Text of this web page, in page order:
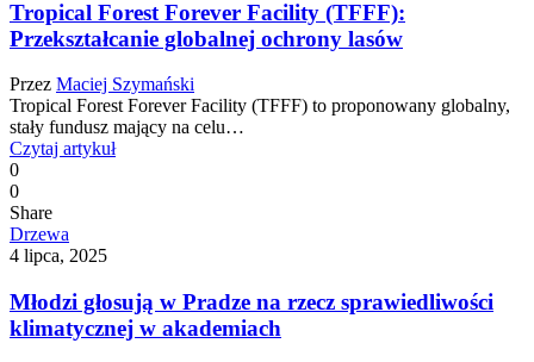
Tropical Forest Forever Facility (TFFF):
Przekształcanie globalnej ochrony lasów
Przez Maciej Szymański
Tropical Forest Forever Facility (TFFF) to proponowany globalny,
stały fundusz mający na celu…
Czytaj artykuł
0
0
Share
Drzewa
4 lipca, 2025
Młodzi głosują w Pradze na rzecz sprawiedliwości
klimatycznej w akademiach